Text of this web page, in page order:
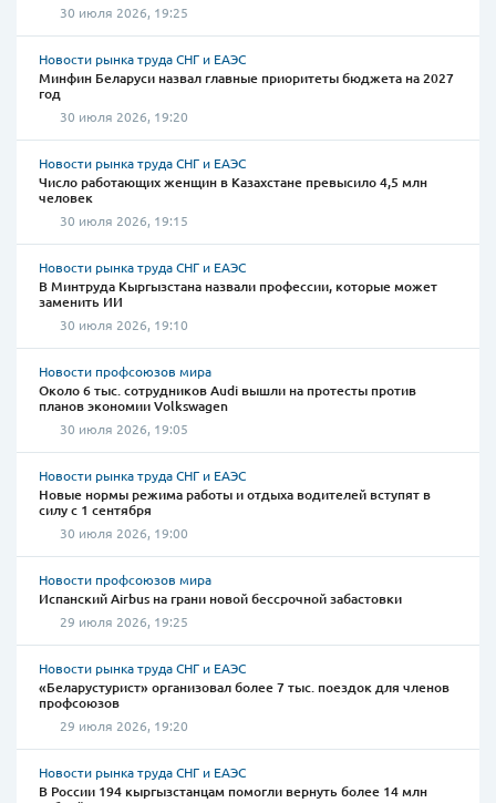
30 июля 2026, 19:25
Новости рынка труда СНГ и ЕАЭС
Минфин Беларуси назвал главные приоритеты бюджета на 2027
год
30 июля 2026, 19:20
Новости рынка труда СНГ и ЕАЭС
Число работающих женщин в Казахстане превысило 4,5 млн
человек
30 июля 2026, 19:15
Новости рынка труда СНГ и ЕАЭС
В Минтруда Кыргызстана назвали профессии, которые может
заменить ИИ
30 июля 2026, 19:10
Новости профсоюзов мира
Около 6 тыс. сотрудников Audi вышли на протесты против
планов экономии Volkswagen
30 июля 2026, 19:05
Новости рынка труда СНГ и ЕАЭС
Новые нормы режима работы и отдыха водителей вступят в
силу с 1 сентября
30 июля 2026, 19:00
Новости профсоюзов мира
Испанский Airbus на грани новой бессрочной забастовки
29 июля 2026, 19:25
Новости рынка труда СНГ и ЕАЭС
«Беларустурист» организовал более 7 тыс. поездок для членов
профсоюзов
29 июля 2026, 19:20
Новости рынка труда СНГ и ЕАЭС
В России 194 кыргызстанцам помогли вернуть более 14 млн